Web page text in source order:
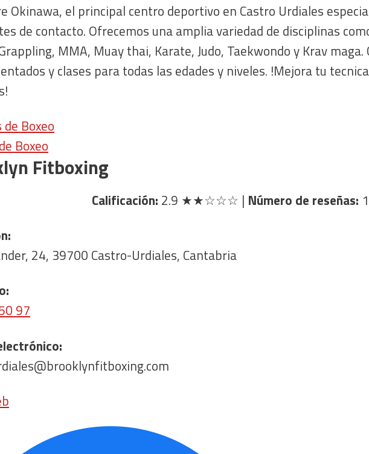
Okinawa, el principal centro deportivo en Castro Urdiales
de contacto. Ofrecemos una amplia variedad de disciplinas
MMA, Muay thai, Karate, Judo, Taekwondo y Krav
y clases para todas las edades y niveles. !Mejora tu
Boxeo
Boxeo
Fitboxing
Calificación: 2.9 ★★☆☆☆ | Número de reseñas:
24, 39700 Castro-Urdiales, Cantabria
97